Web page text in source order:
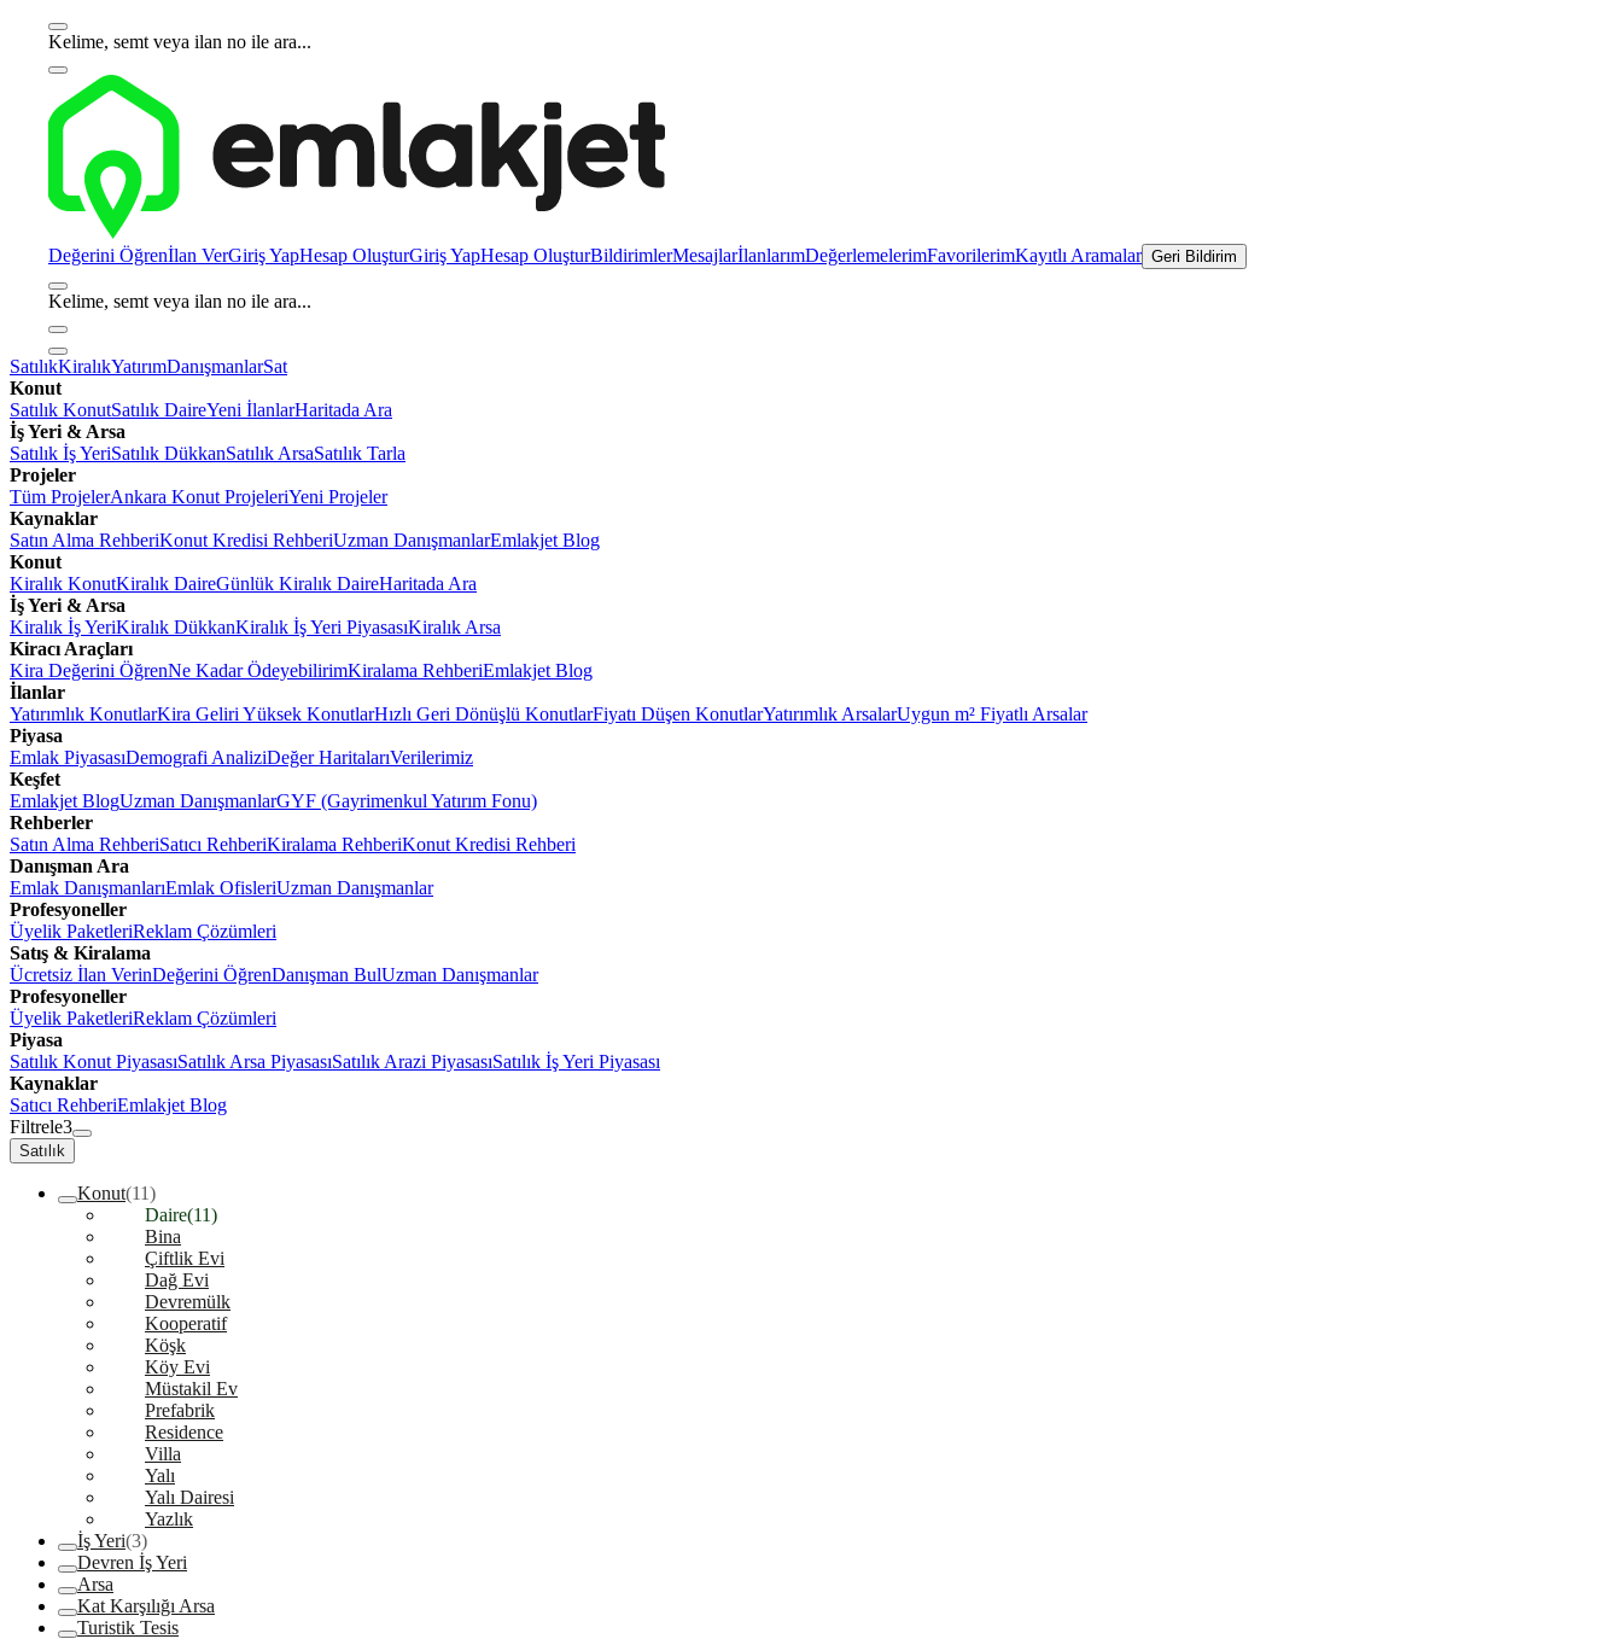
Kelime, semt veya ilan no ile ara...
Değerini Öğrenİlan VerGiriş YapHesap OluşturGiriş YapHesap OluşturBildirimlerMesajlarİlanlarımDeğerlemelerimFavorilerimKayıtlı Aramalar Geri Bildirim
Kelime, semt veya ilan no ile ara...
SatılıkKiralıkYatırımDanışmanlarSat
Konut
Satılık KonutSatılık DaireYeni İlanlarHaritada Ara
İş Yeri & Arsa
Satılık İş YeriSatılık DükkanSatılık ArsaSatılık Tarla
Projeler
Tüm ProjelerAnkara Konut ProjeleriYeni Projeler
Kaynaklar
Satın Alma RehberiKonut Kredisi RehberiUzman DanışmanlarEmlakjet Blog
Konut
Kiralık KonutKiralık DaireGünlük Kiralık DaireHaritada Ara
İş Yeri & Arsa
Kiralık İş YeriKiralık DükkanKiralık İş Yeri PiyasasıKiralık Arsa
Kiracı Araçları
Kira Değerini ÖğrenNe Kadar ÖdeyebilirimKiralama RehberiEmlakjet Blog
İlanlar
Yatırımlık KonutlarKira Geliri Yüksek KonutlarHızlı Geri Dönüşlü KonutlarFiyatı Düşen KonutlarYatırımlık ArsalarUygun m² Fiyatlı Arsalar
Piyasa
Emlak PiyasasıDemografi AnaliziDeğer HaritalarıVerilerimiz
Keşfet
Emlakjet BlogUzman DanışmanlarGYF (Gayrimenkul Yatırım Fonu)
Rehberler
Satın Alma RehberiSatıcı RehberiKiralama RehberiKonut Kredisi Rehberi
Danışman Ara
Emlak DanışmanlarıEmlak OfisleriUzman Danışmanlar
Profesyoneller
Üyelik PaketleriReklam Çözümleri
Satış & Kiralama
Ücretsiz İlan VerinDeğerini ÖğrenDanışman BulUzman Danışmanlar
Profesyoneller
Üyelik PaketleriReklam Çözümleri
Piyasa
Satılık Konut PiyasasıSatılık Arsa PiyasasıSatılık Arazi PiyasasıSatılık İş Yeri Piyasası
Kaynaklar
Satıcı RehberiEmlakjet Blog
Filtrele3
Satılık
Konut(11)
Daire(11)
Bina
Çiftlik Evi
Dağ Evi
Devremülk
Kooperatif
Köşk
Köy Evi
Müstakil Ev
Prefabrik
Residence
Villa
Yalı
Yalı Dairesi
Yazlık
İş Yeri(3)
Devren İş Yeri
Arsa
Kat Karşılığı Arsa
Turistik Tesis